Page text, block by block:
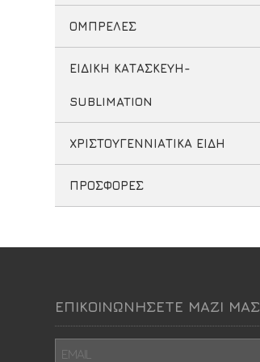
ΟΜΠΡΕΛΕΣ
ΕΙΔΙΚΗ ΚΑΤΑΣΚΕΥΗ-
SUBLIMATION
ΧΡΙΣΤΟΥΓΕΝΝΙΑΤΙΚΑ ΕΙΔΗ
ΠΡΟΣΦΟΡΕΣ
ΕΠΙΚΟΙΝΩΝΗΣΕΤΕ ΜΑΖΙ ΜΑΣ